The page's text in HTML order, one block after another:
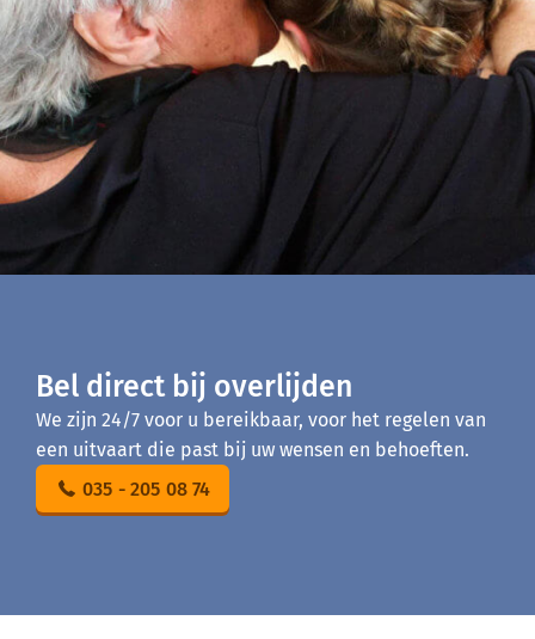
Bel direct bij overlijden
We zijn 24/7 voor u bereikbaar, voor het regelen van
een uitvaart die past bij uw wensen en behoeften.
035 - 205 08 74